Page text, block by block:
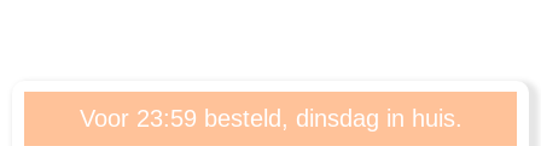
Voor 23:59 besteld, dinsdag in huis.